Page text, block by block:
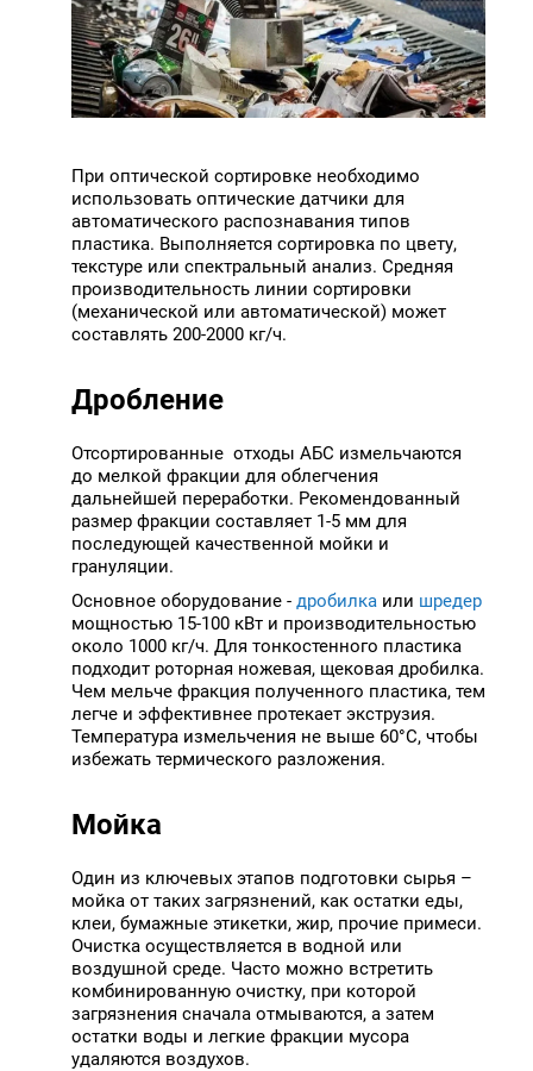
При оптической сортировке необходимо
использовать оптические датчики для
автоматического распознавания типов
пластика. Выполняется сортировка по цвету,
текстуре или спектральный анализ. Средняя
производительность линии сортировки
(механической или автоматической) может
составлять 200-2000 кг/ч.
Дробление
Отсортированные отходы АБС измельчаются
до мелкой фракции для облегчения
дальнейшей переработки. Рекомендованный
размер фракции составляет 1-5 мм для
последующей качественной мойки и
грануляции.
Основное оборудование - дробилка или шредер
мощностью 15-100 кВт и производительностью
около 1000 кг/ч. Для тонкостенного пластика
подходит роторная ножевая, щековая дробилка.
Чем мельче фракция полученного пластика, тем
легче и эффективнее протекает экструзия.
Температура измельчения не выше 60°C, чтобы
избежать термического разложения.
Мойка
Один из ключевых этапов подготовки сырья –
мойка от таких загрязнений, как остатки еды,
клеи, бумажные этикетки, жир, прочие примеси.
Очистка осуществляется в водной или
воздушной среде. Часто можно встретить
комбинированную очистку, при которой
загрязнения сначала отмываются, а затем
остатки воды и легкие фракции мусора
удаляются воздухов.